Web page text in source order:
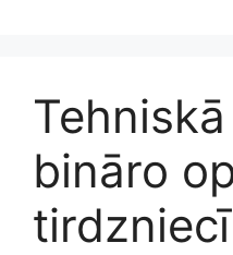
bināro